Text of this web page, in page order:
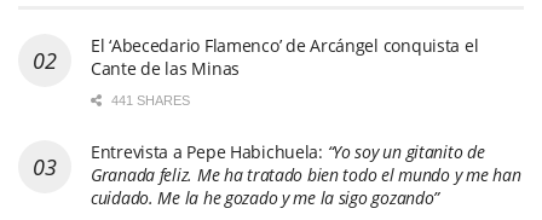
El ‘Abecedario Flamenco’ de Arcángel conquista el
Cante de las Minas
441 SHARES
Entrevista a Pepe Habichuela: “Yo soy un gitanito de
Granada feliz. Me ha tratado bien todo el mundo y me han
cuidado. Me la he gozado y me la sigo gozando”